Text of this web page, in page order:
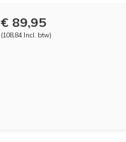
€ 89,95
(108,84 Incl. btw)